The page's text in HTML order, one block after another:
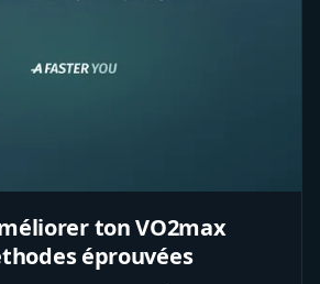
ton VO2max
éprouvées